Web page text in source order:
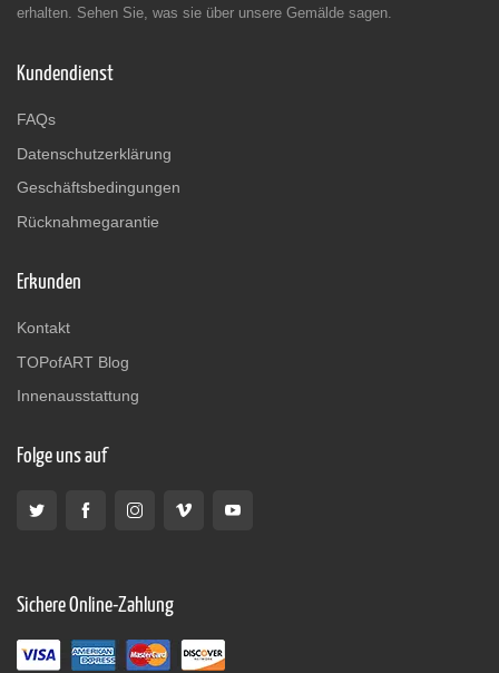
erhalten. Sehen Sie, was sie über unsere Gemälde sagen.
Kundendienst
FAQs
Datenschutzerklärung
Geschäftsbedingungen
Rücknahmegarantie
Erkunden
Kontakt
TOPofART Blog
Innenausstattung
Folge uns auf
Sichere Online-Zahlung